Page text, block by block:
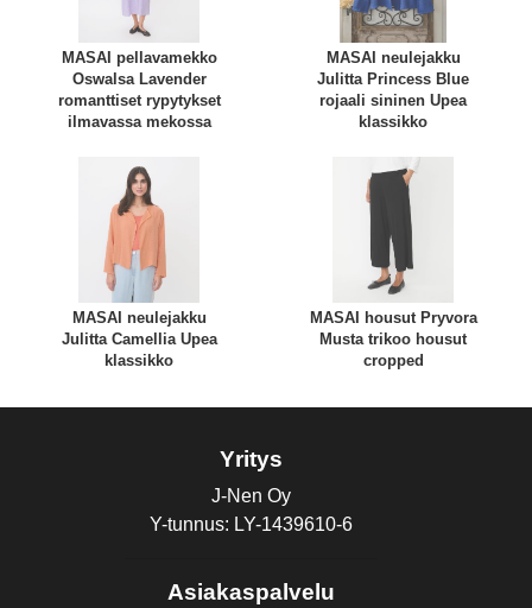
MASAI pellavamekko
Oswalsa Lavender
romanttiset rypytykset
ilmavassa mekossa
MASAI neulejakku
Julitta Princess Blue
rojaali sininen Upea
klassikko
MASAI neulejakku
Julitta Camellia Upea
klassikko
MASAI housut Pryvora
Musta trikoo housut
cropped
Yritys
J-Nen Oy
Y-tunnus: LY-1439610-6
Asiakaspalvelu